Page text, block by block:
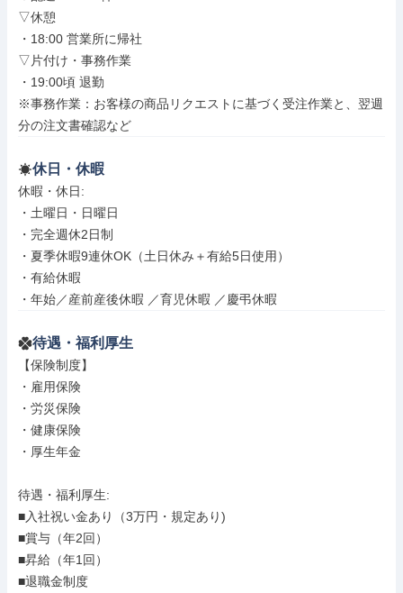
▽休憩
・18:00 営業所に帰社
▽片付け・事務作業
・19:00頃 退勤
※事務作業：お客様の商品リクエストに基づく受注作業と、翌週
分の注文書確認など
休日・休暇
休暇・休日:
・土曜日・日曜日
・完全週休2日制
・夏季休暇9連休OK（土日休み＋有給5日使用）
・有給休暇
・年始／産前産後休暇 ／育児休暇 ／慶弔休暇
待遇・福利厚生
【保険制度】
・雇用保険
・労災保険
・健康保険
・厚生年金
待遇・福利厚生:
■入社祝い金あり（3万円・規定あり)
■賞与（年2回）
■昇給（年1回）
■退職金制度